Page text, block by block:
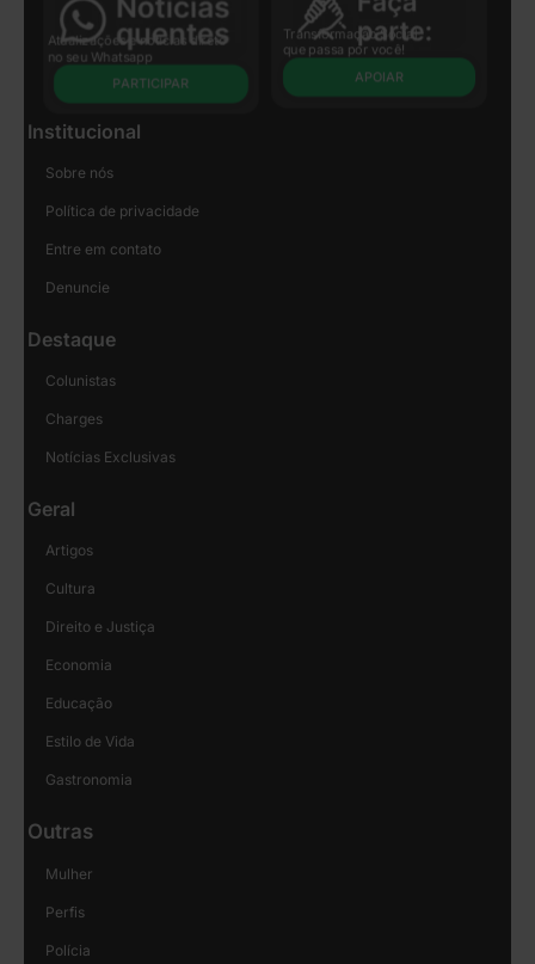
Atualizações e notícias direto
no seu Whatsapp
PARTICIPAR
Transformação Social
que passa por você!
APOIAR
Institucional
Sobre nós
Política de privacidade
Entre em contato
Denuncie
Destaque
Colunistas
Charges
Notícias Exclusivas
Geral
Artigos
Cultura
Direito e Justiça
Economia
Educação
Estilo de Vida
Gastronomia
Outras
Mulher
Perfis
Polícia